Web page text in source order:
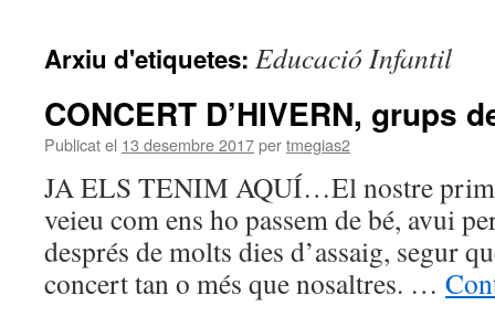
Arxiu d'etiquetes: Educació Infantil
CONCERT D’HIVERN, grups
Publicat el 13 desembre 2017pertmegias2
JA ELS TENIM AQUÍ…El nostre
veieu com ens ho passem de bé, avui
després de molts dies d’assaig, segur
concert tan o més que nosaltres. …